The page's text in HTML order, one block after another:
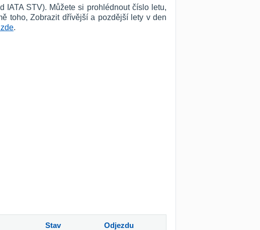
IATA STV). Můžete si prohlédnout číslo letu,
toho, Zobrazit dřívější a pozdější lety v den
.
Stav Odjezdu